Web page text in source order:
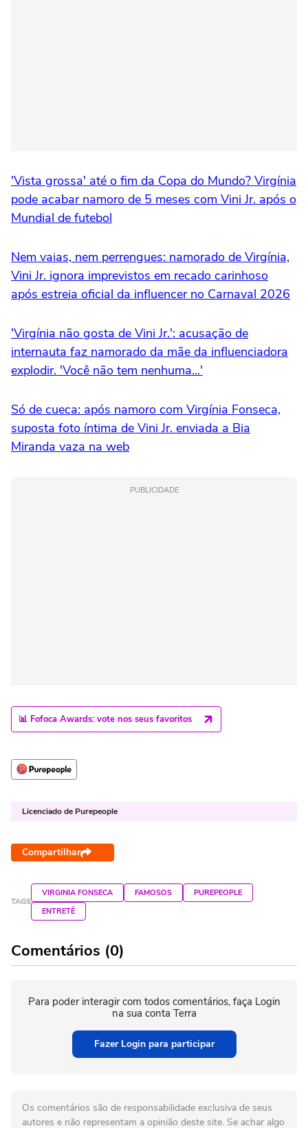
'Vista grossa' até o fim da Copa do Mundo? Virgínia
pode acabar namoro de 5 meses com Vini Jr. após o
Mundial de futebol
Nem vaias, nem perrengues: namorado de Virgínia,
Vini Jr. ignora imprevistos em recado carinhoso
após estreia oficial da influencer no Carnaval 2026
'Virgínia não gosta de Vini Jr.': acusação de
internauta faz namorado da mãe da influenciadora
explodir. 'Você não tem nenhuma...'
Só de cueca: após namoro com Virgínia Fonseca,
suposta foto íntima de Vini Jr. enviada a Bia
Miranda vaza na web
PUBLICIDADE
📊 Fofoca Awards: vote nos seus favoritos
Licenciado de Purepeople
Compartilhar
TAGS
VIRGINIA FONSECA FAMOSOS
PUREPEOPLE
ENTRETÊ
Comentários (0)
Para poder interagir com todos comentários, faça Login
na sua conta Terra
Fazer Login para participar
Os comentários são de responsabilidade exclusiva de seus
autores e não representam a opinião deste site. Se achar algo